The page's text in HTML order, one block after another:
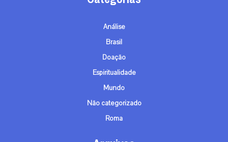
Arquivos
Contato
info@gaudiumpress.org
São Paulo, Brasil